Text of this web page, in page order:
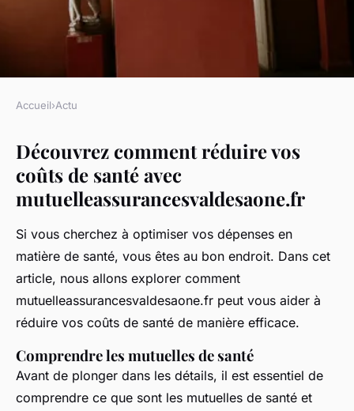
Découvrez comment réduire vos
coûts de santé avec
Léonie•15 janvier 2025•4 min de lecture
Accueil›Actu
Découvrez comment réduire vos
coûts de santé avec
mutuelleassurancesvaldesaone.fr
Si vous cherchez à optimiser vos dépenses en
matière de santé, vous êtes au bon endroit. Dans cet
article, nous allons explorer comment
mutuelleassurancesvaldesaone.fr peut vous aider à
réduire vos coûts de santé de manière efficace.
Comprendre les mutuelles de santé
Avant de plonger dans les détails, il est essentiel de
comprendre ce que sont les mutuelles de santé et